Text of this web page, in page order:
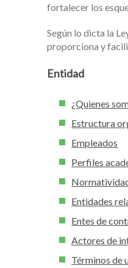
fortalecer los
Según lo dicta la
proporciona y
Entidad
¿Quienes
Estructura
Empleados
Perfiles
Entidades
Entes de
Actores de
Términos de